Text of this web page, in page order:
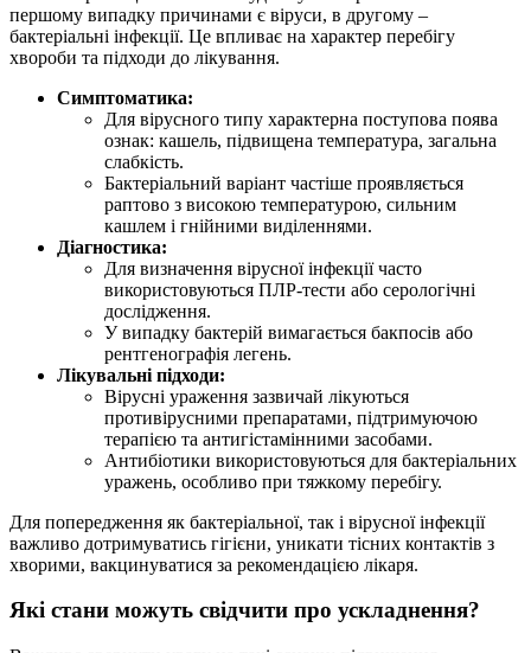
першому випадку причинами є віруси, в другому –
бактеріальні інфекції. Це впливає на характер перебігу
хвороби та підходи до лікування.
Симптоматика:
Для вірусного типу характерна поступова поява
ознак: кашель, підвищена температура, загальна
слабкість.
Бактеріальний варіант частіше проявляється
раптово з високою температурою, сильним
кашлем і гнійними виділеннями.
Діагностика:
Для визначення вірусної інфекції часто
використовуються ПЛР-тести або серологічні
дослідження.
У випадку бактерій вимагається бакпосів або
рентгенографія легень.
Лікувальні підходи:
Вірусні ураження зазвичай лікуються
противірусними препаратами, підтримуючою
терапією та антигістамінними засобами.
Антибіотики використовуються для бактеріальних
уражень, особливо при тяжкому перебігу.
Для попередження як бактеріальної, так і вірусної інфекції
важливо дотримуватись гігієни, уникати тісних контактів з
хворими, вакцинуватися за рекомендацією лікаря.
Які стани можуть свідчити про ускладнення?